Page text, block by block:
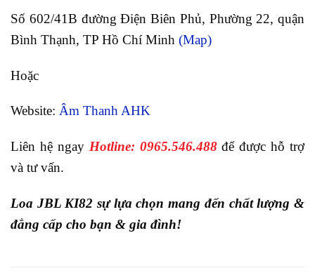
Số 602/41B đường Điện Biên Phủ, Phường 22, quận
Bình Thạnh, TP Hồ Chí Minh (Map)
Hoặc
Website: Âm Thanh AHK
Liên hệ ngay Hotline: 0965.546.488để được hỗ trợ
và tư vấn.
Loa JBL KI82 sự lựa chọn mang đến chất lượng &
đẳng cấp cho bạn & gia đình!